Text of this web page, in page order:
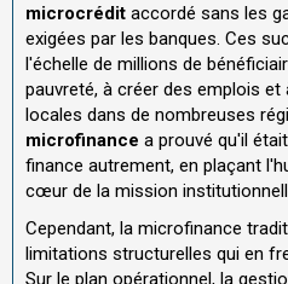
microcrédit accordé sans les
exigées par les banques. Ces
l'échelle de millions de
pauvreté, à créer des emplois
locales dans de nombreuses
microfinance a prouvé qu'il
finance autrement, en plaçant
cœur de la mission
Cependant, la microfinance
limitations structurelles qui en
Sur le plan opérationnel, la